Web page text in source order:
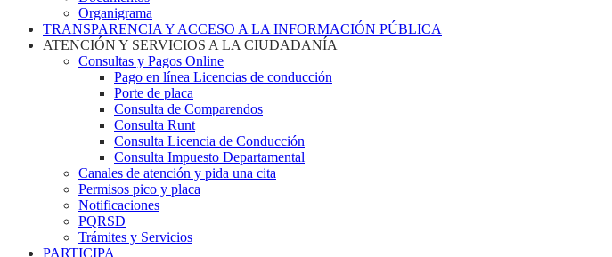
Organigrama
TRANSPARENCIA Y ACCESO A LA INFORMACIÓN PÚBLICA
ATENCIÓN Y SERVICIOS A LA CIUDADANÍA
Consultas y Pagos Online
Pago en línea Licencias de conducción
Porte de placa
Consulta de Comparendos
Consulta Runt
Consulta Licencia de Conducción
Consulta Impuesto Departamental
Canales de atención y pida una cita
Permisos pico y placa
Notificaciones
PQRSD
Trámites y Servicios
PARTICIPA